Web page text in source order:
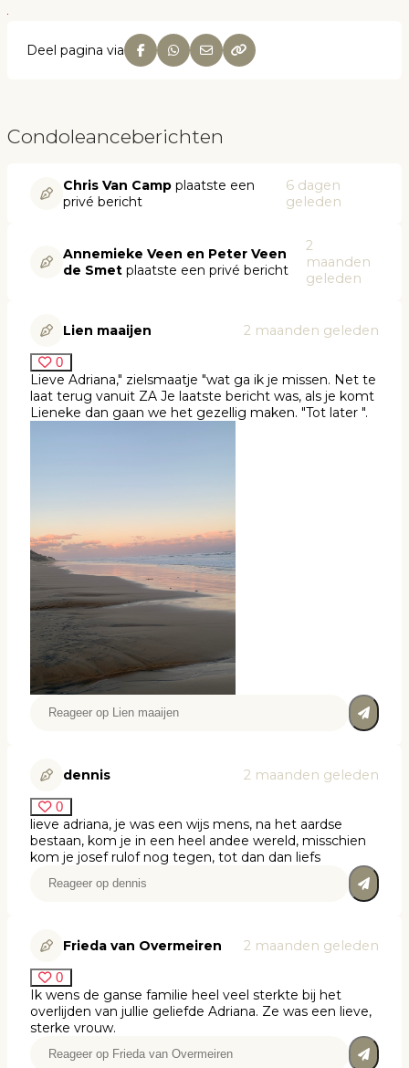
Deel pagina via
Condoleanceberichten
Chris Van Camp plaatste een
privé bericht
6 dagen
geleden
Annemieke Veen en Peter Veen
de Smet plaatste een privé bericht
2
maanden
geleden
Lien maaijen 2 maanden geleden
0
Lieve Adriana," zielsmaatje "wat ga ik je missen. Net te
laat terug vanuit ZA Je laatste bericht was, als je komt
Lieneke dan gaan we het gezellig maken. "Tot later ".
dennis 2 maanden geleden
0
lieve adriana, je was een wijs mens, na het aardse
bestaan, kom je in een heel andee wereld, misschien
kom je josef rulof nog tegen, tot dan dan liefs
Frieda van Overmeiren 2 maanden geleden
0
Ik wens de ganse familie heel veel sterkte bij het
overlijden van jullie geliefde Adriana. Ze was een lieve,
sterke vrouw.